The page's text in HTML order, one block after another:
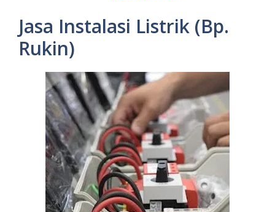
Jasa Instalasi Listrik (Bp.
Rukin)